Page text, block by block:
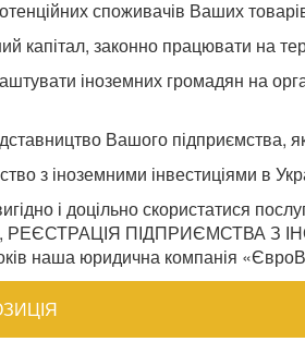
споживачів Ваших
капітал, законно працювати на
іноземних громадян на
Вашого підприємства,
з іноземними інвестиціями в
і доцільно скористатися
ПІДПРИЄМСТВА З
наша юридична компанія